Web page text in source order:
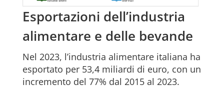
Esportazioni dell’industria
alimentare e delle bevande
Nel 2023, l’industria alimentare italiana ha
esportato per 53,4 miliardi di euro, con un
incremento del 77% dal 2015 al 2023.